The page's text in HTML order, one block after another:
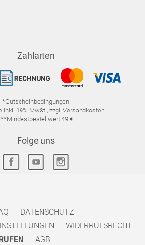
Zahlarten
*Gutscheinbedingungen
inkl. 19% MwSt., zzgl. Versandkosten
49 €
Folge uns
DATENSCHUTZ
WIDERRUFSRECHT
AGB